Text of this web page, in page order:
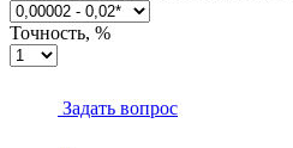
Точность, %
Задать вопрос